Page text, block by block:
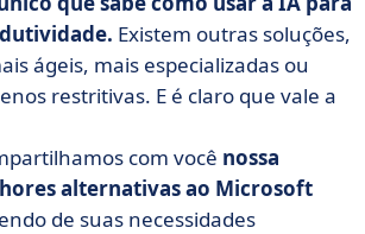
seu software de assistente de IA?
não fosse da Microsoft?
Existem outras soluções,
ágeis, mais especializadas ou
restritivas. E é claro que vale a
com você nossa
alternativas ao Microsoft
de suas necessidades